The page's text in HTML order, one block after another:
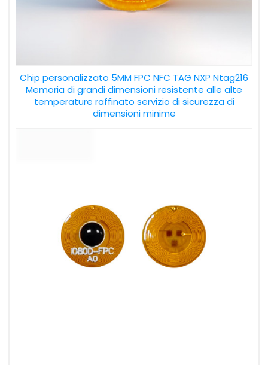
Chip personalizzato 5MM FPC NFC TAG NXP Ntag216
Memoria di grandi dimensioni resistente alle alte
temperature raffinato servizio di sicurezza di
dimensioni minime